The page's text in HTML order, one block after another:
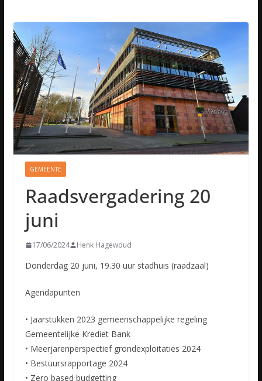
GEMEENTE
Raadsvergadering 20
juni
17/06/2024 Henk Hagewoud
Donderdag 20 juni, 19.30 uur stadhuis (raadzaal)
Agendapunten
• Jaarstukken 2023 gemeenschappelijke regeling
Gemeentelijke Krediet Bank
• Meerjarenperspectief grondexploitaties 2024
• Bestuursrapportage 2024
• Zero based budgetting